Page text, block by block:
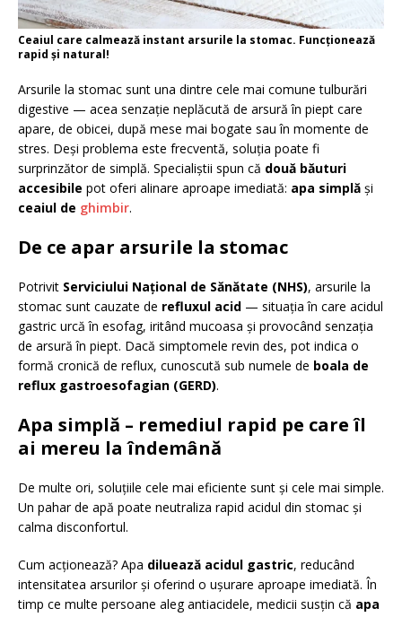
Ceaiul care calmează instant arsurile la stomac. Funcționează
rapid și natural!
Arsurile la stomac sunt una dintre cele mai comune tulburări
digestive — acea senzație neplăcută de arsură în piept care
apare, de obicei, după mese mai bogate sau în momente de
stres. Deși problema este frecventă, soluția poate fi
surprinzător de simplă. Specialiștii spun că două băuturi
accesibile pot oferi alinare aproape imediată: apa simplă și
ceaiul de ghimbir.
De ce apar arsurile la stomac
Potrivit Serviciului Național de Sănătate (NHS), arsurile la
stomac sunt cauzate de refluxul acid — situația în care acidul
gastric urcă în esofag, iritând mucoasa și provocând senzația
de arsură în piept. Dacă simptomele revin des, pot indica o
formă cronică de reflux, cunoscută sub numele de boala de
reflux gastroesofagian (GERD).
Apa simplă – remediul rapid pe care îl
ai mereu la îndemână
De multe ori, soluțiile cele mai eficiente sunt și cele mai simple.
Un pahar de apă poate neutraliza rapid acidul din stomac și
calma disconfortul.
Cum acționează? Apa diluează acidul gastric, reducând
intensitatea arsurilor și oferind o ușurare aproape imediată. În
timp ce multe persoane aleg antiacidele, medicii susțin că apa